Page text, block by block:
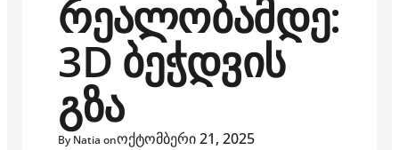
რეალობამდე:
3D ბეჭდვის
გზა
By Natia onოქტომბერი 21, 2025